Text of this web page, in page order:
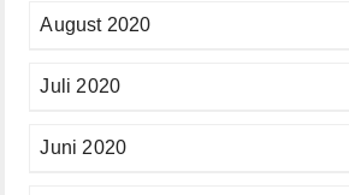
August 2020
Juli 2020
Juni 2020